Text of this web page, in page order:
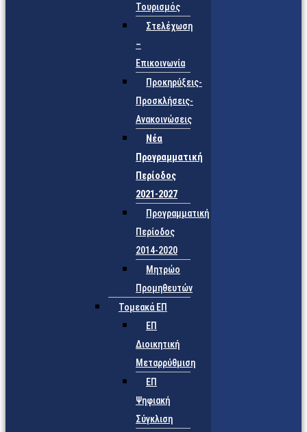
Τουρισμός
Στελέχωση
–
Επικοινωνία
Προκηρύξεις-
Προσκλήσεις-
Ανακοινώσεις
Νέα
Προγραμματική
Περίοδος
2021-2027
Προγραμματική
Περίοδος
2014-2020
Μητρώο
Προμηθευτών
Τομεακά ΕΠ
ΕΠ
Διοικητική
Μεταρρύθμιση
ΕΠ
Ψηφιακή
Σύγκλιση